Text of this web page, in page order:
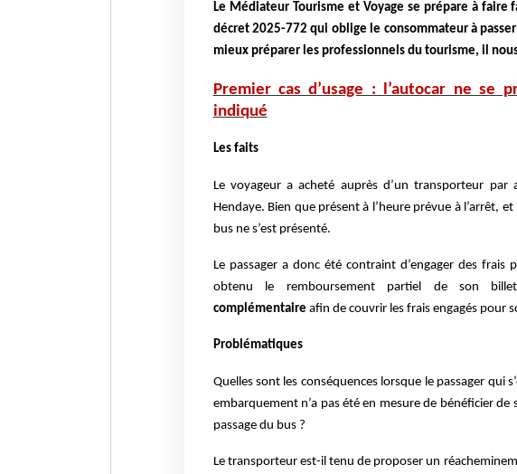
Le Médiateur Tourisme et Voyage se prépare à faire
décret 2025-772 qui oblige le consommateur à
mieux préparer les professionnels du tourisme, il
Premier cas d’usage : l’autocar ne se
indiqué
Les faits
Le voyageur a acheté auprès d’un transporteur
Hendaye. Bien que présent à l’heure prévue à l’arrêt,
bus ne s’est présenté.
Le passager a donc été contraint d’engager des
obtenu le remboursement partiel de son billet
complémentaire afin de couvrir les frais engagés pour
Problématiques
Quelles sont les conséquences lorsque le passager qui
embarquement n’a pas été en mesure de bénéficier de
passage du bus ?
Le transporteur est-il tenu de proposer un